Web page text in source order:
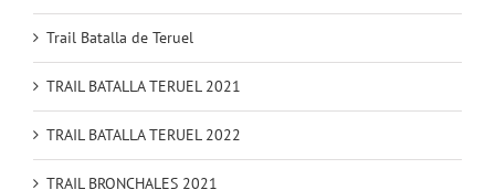
Trail Batalla de Teruel
TRAIL BATALLA TERUEL 2021
TRAIL BATALLA TERUEL 2022
TRAIL BRONCHALES 2021